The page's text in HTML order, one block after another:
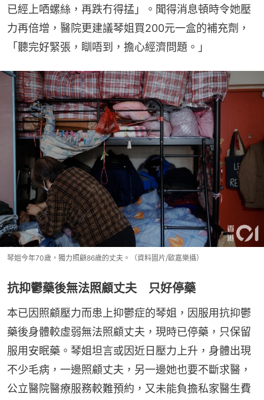
已經上哂螺絲，再跌冇得掹」。聞得消息頓時令她壓
力再倍增，醫院更建議琴姐買200元一盒的補充劑，
「聽完好緊張，瞓唔到，擔心經濟問題。」
琴姐今年70歲，獨力照顧86歲的丈夫。（資料圖片/歐嘉樂攝）
抗抑鬱藥後無法照顧丈夫 只好停藥
本已因照顧壓力而患上抑鬱症的琴姐，因服用抗抑鬱
藥後身體較虛弱無法照顧丈夫，現時已停藥，只保留
服用安眠藥。琴姐坦言或因近日壓力上升，身體出現
不少毛病，一邊照顧丈夫，另一邊她也要不斷求醫，
公立醫院醫療服務較難預約，又未能負擔私家醫生費